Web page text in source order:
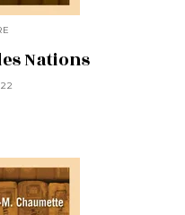
Nations